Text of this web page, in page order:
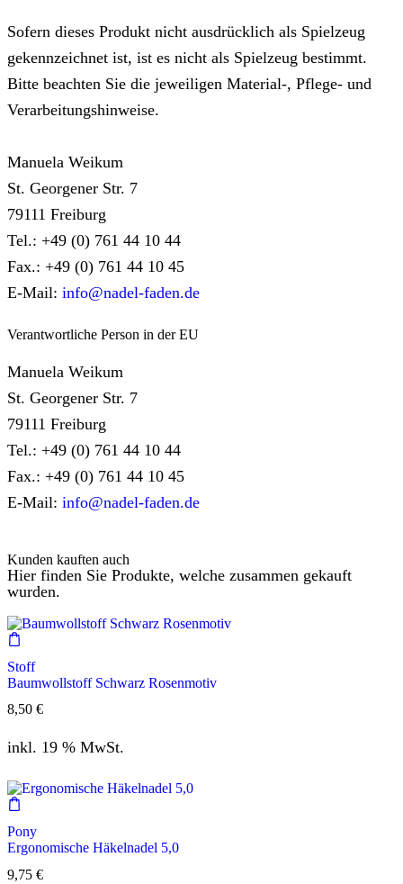
Sofern dieses Produkt nicht ausdrücklich als Spielzeug
gekennzeichnet ist, ist es nicht als Spielzeug bestimmt.
Bitte beachten Sie die jeweiligen Material-, Pflege- und
Verarbeitungshinweise.
Manuela Weikum
St. Georgener Str. 7
79111 Freiburg
Tel.: +49 (0) 761 44 10 44
Fax.: +49 (0) 761 44 10 45
E-Mail: info@nadel-faden.de
Verantwortliche Person in der EU
Manuela Weikum
St. Georgener Str. 7
79111 Freiburg
Tel.: +49 (0) 761 44 10 44
Fax.: +49 (0) 761 44 10 45
E-Mail: info@nadel-faden.de
Kunden kauften auch
Hier finden Sie Produkte, welche zusammen gekauft
wurden.
Stoff
Baumwollstoff Schwarz Rosenmotiv
8,50 €
inkl. 19 % MwSt.
Pony
Ergonomische Häkelnadel 5,0
9,75 €